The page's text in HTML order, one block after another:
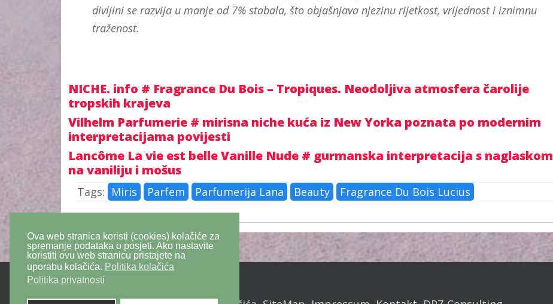
Ova web stranica koristi (cookies) kolačiće za
spremanje podataka o posjeti. Ako nastavite
koristiti ovu web stranicu pristajete na
uporabu kolačića. Politika kolačića
Politika privatnosti
divljini se razvija u manje od 7% stabala, što objašnjava njezinu rijetkost, vrijednost i iznimnu
traženost.
NICHE. info # Fragrance Du Bois – Tropiques. Neodoljiva atmosfera čarolije
tropskih krajeva
Vilhelm Parfumerie # mirisna niche kuća iz New Yorka poznata po modernim
interpretacijama povijesti
Lancôme La vie est belle Vanille Nude # gurmanska interpretacija s naglaskom
na vaniliju i mošus
Tags: Miris Parfem Parfumerija Lana Beauty Fragrance Du Bois Lucius